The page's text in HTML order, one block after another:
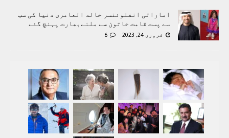
اماراتی انفلوئنسر خالد العامری دنیا کی سب
سے پست قامت خاتون سے ملنےبھارت پہنچ گئے
فروری 24, 2023 6